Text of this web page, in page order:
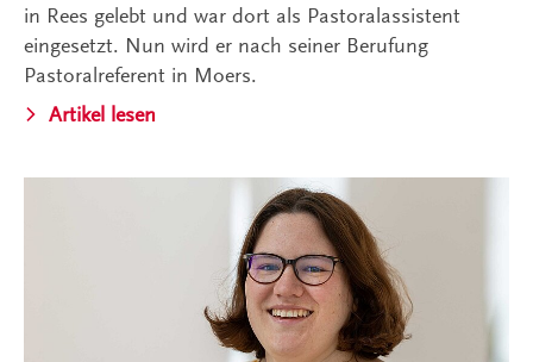
in Rees gelebt und war dort als Pastoralassistent
eingesetzt. Nun wird er nach seiner Berufung
Pastoralreferent in Moers.
Artikel lesen